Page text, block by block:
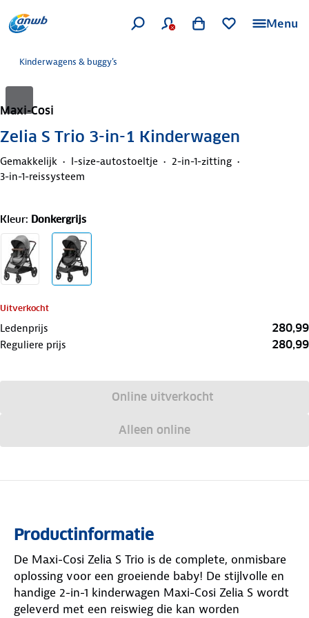
Menu
Kinderwagens & buggy's
Maxi-Cosi
Zelia S Trio 3-in-1 Kinderwagen
Gemakkelijk I-size-autostoeltje
2-in-1-zitting
3-in-1-reissysteem
Kleur: Donkergrijs
Uitverkocht
Ledenprijs 280,99
Reguliere prijs 280,99
Online uitverkocht
Alleen online
Productinformatie
De Maxi-Cosi Zelia S Trio is de complete, onmisbare
oplossing voor een groeiende baby! De stijlvolle en
handige 2-in-1 kinderwagen Maxi-Cosi Zelia S wordt
geleverd met een reiswieg die kan worden